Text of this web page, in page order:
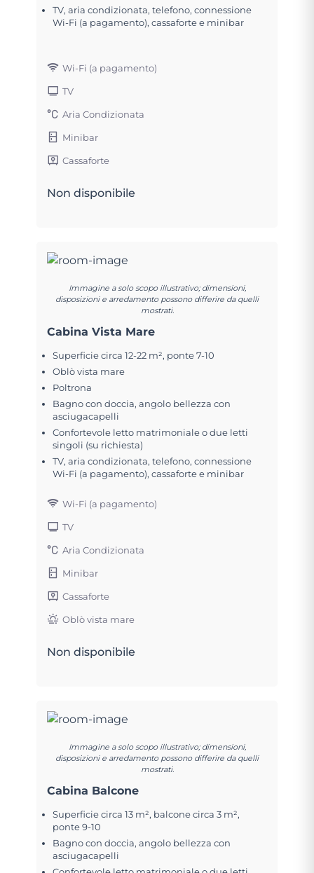
TV, aria condizionata, telefono, connessione
Wi-Fi (a pagamento), cassaforte e minibar
Wi-Fi (a pagamento)
TV
Aria Condizionata
Minibar
Cassaforte
Non disponibile
Immagine a solo scopo illustrativo; dimensioni,
disposizioni e arredamento possono differire da quelli
mostrati.
Cabina Vista Mare
Superficie circa 12-22 m², ponte 7-10
Oblò vista mare
Poltrona
Bagno con doccia, angolo bellezza con
asciugacapelli
Confortevole letto matrimoniale o due letti
singoli (su richiesta)
TV, aria condizionata, telefono, connessione
Wi-Fi (a pagamento), cassaforte e minibar
Wi-Fi (a pagamento)
TV
Aria Condizionata
Minibar
Cassaforte
Oblò vista mare
Non disponibile
Immagine a solo scopo illustrativo; dimensioni,
disposizioni e arredamento possono differire da quelli
mostrati.
Cabina Balcone
Superficie circa 13 m², balcone circa 3 m²,
ponte 9-10
Bagno con doccia, angolo bellezza con
asciugacapelli